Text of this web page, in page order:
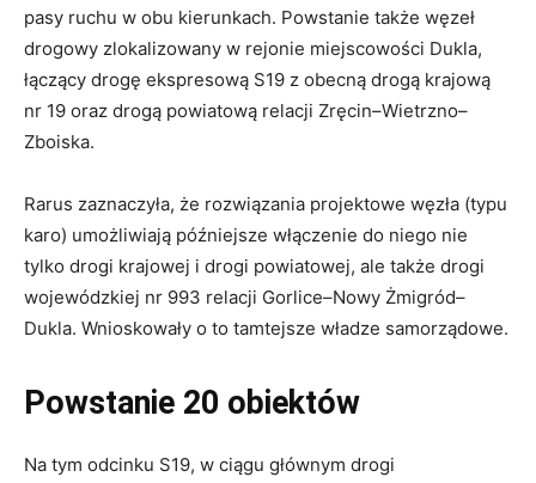
pasy ruchu w obu kierunkach. Powstanie także węzeł
drogowy zlokalizowany w rejonie miejscowości Dukla,
łączący drogę ekspresową S19 z obecną drogą krajową
nr 19 oraz drogą powiatową relacji Zręcin–Wietrzno–
Zboiska.
Rarus zaznaczyła, że rozwiązania projektowe węzła (typu
karo) umożliwiają późniejsze włączenie do niego nie
tylko drogi krajowej i drogi powiatowej, ale także drogi
wojewódzkiej nr 993 relacji Gorlice–Nowy Żmigród–
Dukla. Wnioskowały o to tamtejsze władze samorządowe.
Powstanie 20 obiektów
Na tym odcinku S19, w ciągu głównym drogi